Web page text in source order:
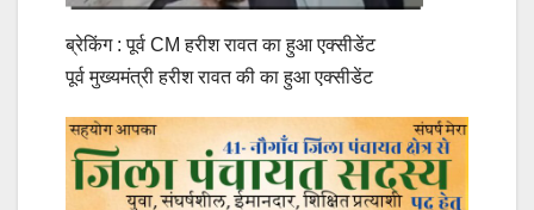
ब्रेकिंग : पूर्व CM हरीश रावत का हुआ एक्सीडेंट
पूर्व मुख्यमंत्री हरीश रावत की का हुआ एक्सीडेंट